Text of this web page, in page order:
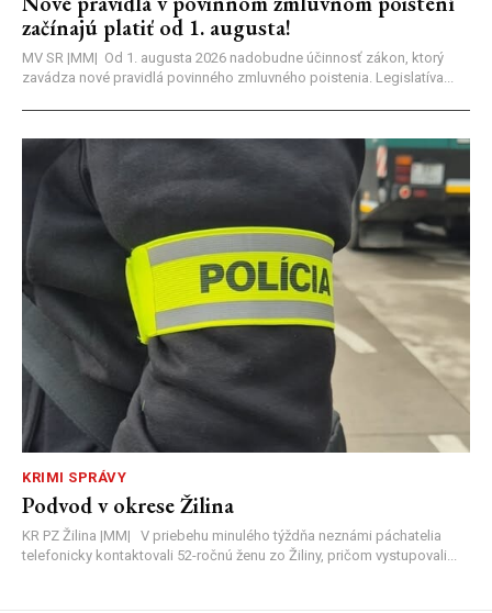
začínajú platiť od 1. augusta!
MV SR |MM| Od 1. augusta 2026 nadobudne účinnosť zákon, ktorý
zavádza nové pravidlá povinného zmluvného poistenia. Legislatíva...
KRIMI SPRÁVY
Podvod v okrese Žilina
KR PZ Žilina |MM| V priebehu minulého týždňa neznámi páchatelia
telefonicky kontaktovali 52-ročnú ženu zo Žiliny, pričom vystupovali...